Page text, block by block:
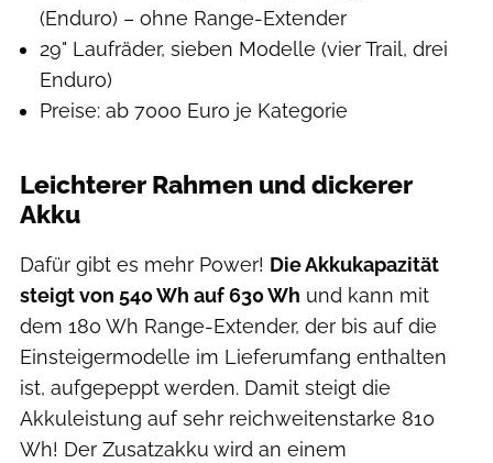
(Enduro) – ohne Range-Extender
29" Laufräder, sieben Modelle (vier Trail, drei
Enduro)
Preise: ab 7000 Euro je Kategorie
Leichterer Rahmen und dickerer
Akku
Dafür gibt es mehr Power! Die Akkukapazität
steigt von 540 Wh auf 630 Wh und kann mit
dem 180 Wh Range-Extender, der bis auf die
Einsteigermodelle im Lieferumfang enthalten
ist, aufgepeppt werden. Damit steigt die
Akkuleistung auf sehr reichweitenstarke 810
Wh! Der Zusatzakku wird an einem